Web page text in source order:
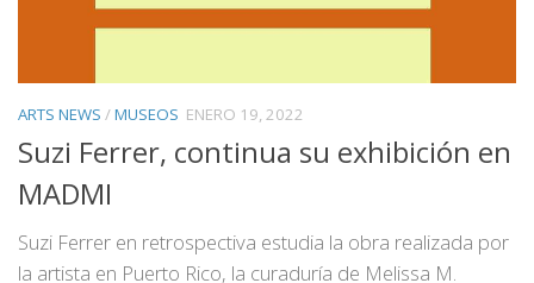
ARTS NEWS /MUSEOS ENERO 19, 2022
Suzi Ferrer, continua su exhibición en
MADMI
Suzi Ferrer en retrospectiva estudia la obra realizada por
la artista en Puerto Rico, la curaduría de Melissa M.